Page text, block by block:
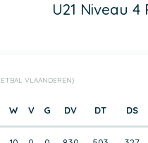
U21 Niveau
VLAANDEREN)
W V G DV DT DS